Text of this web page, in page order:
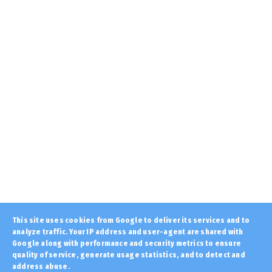
LATEST
«Γίνεσαι μουσουλμάνος μπρε ;» ΚΥΠΡΟΣ
1974... Έλληνας ΝΕΟΜΑΡΤ...
August 09, 2026
This site uses cookies from Google to deliver its services and to
analyze traffic. Your IP address and user-agent are shared with
Google along with performance and security metrics to ensure
quality of service, generate usage statistics, and to detect and
address abuse.